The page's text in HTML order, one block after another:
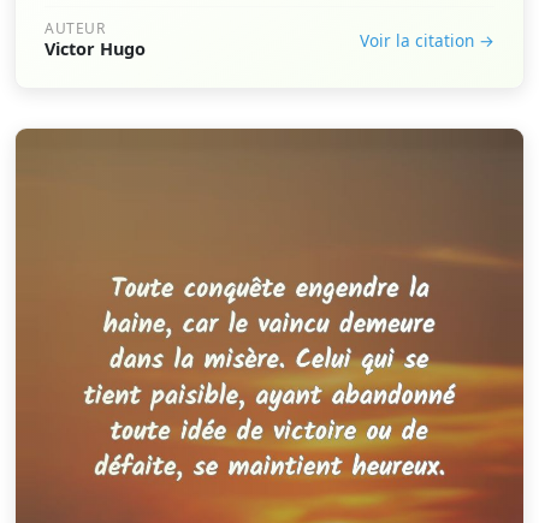
AUTEUR
Victor Hugo Voir la citation →